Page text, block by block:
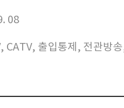
08
CATV, 출입통제, 전관방